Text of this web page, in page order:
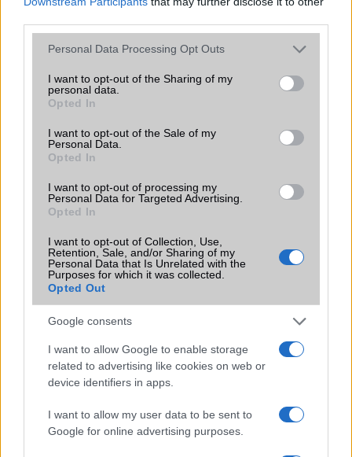
Please note that this website/app uses one or more Google
not limited to your visit or usage behaviour. You may click to
grant or deny consent to Google and its third-party tags to
use your data for below specified purposes in below Google
consent section.
Personal Data Processing Opt Outs
I want to opt-out of the Sharing of my
personal data.
Opted In
I want to opt-out of the Sale of my
Personal Data.
Opted In
I want to opt-out of processing my
Personal Data for Targeted Advertising.
Opted In
I want to opt-out of Collection, Use,
Retention, Sale, and/or Sharing of my
Personal Data that Is Unrelated with the
Purposes for which it was collected.
Opted Out
Google consents
I want to allow Google to enable storage
related to advertising like cookies on web or
device identifiers in apps.
I want to allow my user data to be sent to
Google for online advertising purposes.
KAPCSOLÓDÓ HÍREK
A Microsoft eltüntetné a Nokiát?
20 GB ingyen tárhely karácsony alkalmából
Így néz ki a Windows 10 mobilon!
Július 29.: ingyenes frissítésként letölthető Windows 10
Nem lesz több Lumia mobil?
LEGOLVASOTTABBAK